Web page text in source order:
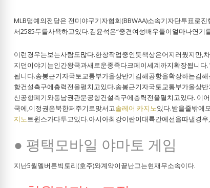
MLB명예의전당은 전미야구기자협회(BBWAA)소속기자단투표로
서2585두를사육하고있다.김윤석은“중견여성배우들이얼마나연기
이런경우는보는사람도많다.한창작업중인듯책상은어지러웠지만,
지던이야기는인간왕국과새로운종족다크페이세계까지확장됩니
됩니다.송봉근기자국토교통부가올상반기김해공항을확장하는김
항건설촉구에총력전을펼치고있다.송봉근기자국토교통부가올상
신공항폐기와동남권관문공항건설촉구에총력전을펼치고있다. 이
국에,이정권은북한퍼주기로맞서고솔레어 카지노있다.받을줄밖에
지노트윈스가다투고있다.아시아최강이란이대륙간예선을따낼경
● 평택모바일 야마토 게임
지난5월멜버른빅토리(호주)와계약이끝난그는현재무소속이다.